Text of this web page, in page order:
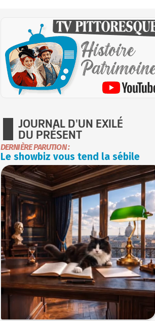
JOURNAL D'UN EXILÉ
DU PRÉSENT
DERNIÈRE PARUTION :
Le showbiz vous tend la sébile